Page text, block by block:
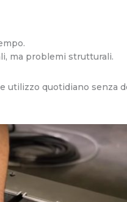
ma problemi strutturali.
quotidiano senza